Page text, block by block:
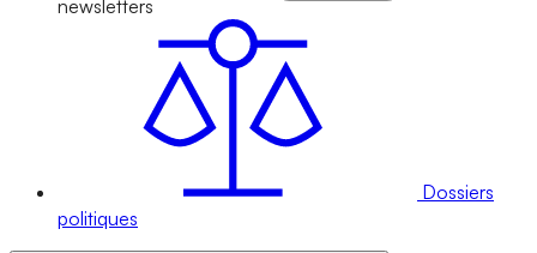
newsletters
Dossiers
politiques